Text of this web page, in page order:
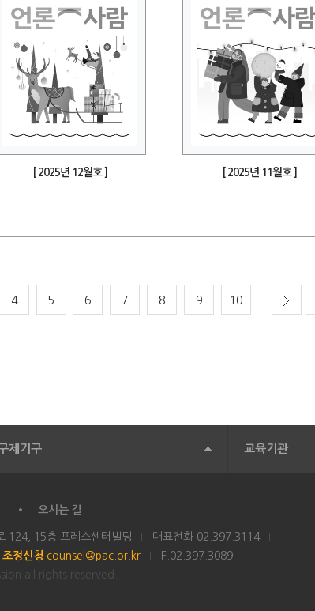
[ 2025년 12월호 ] [ 2025년 11월호 ]
4 5 6 7 8 9 10
제기구 교육기관
오시는 길
124, 15층 프레스센터빌딩 대표전화 02.397.3114
조정신청 counsel@pac.or.kr
F.02.397.3089
all rights reserved.